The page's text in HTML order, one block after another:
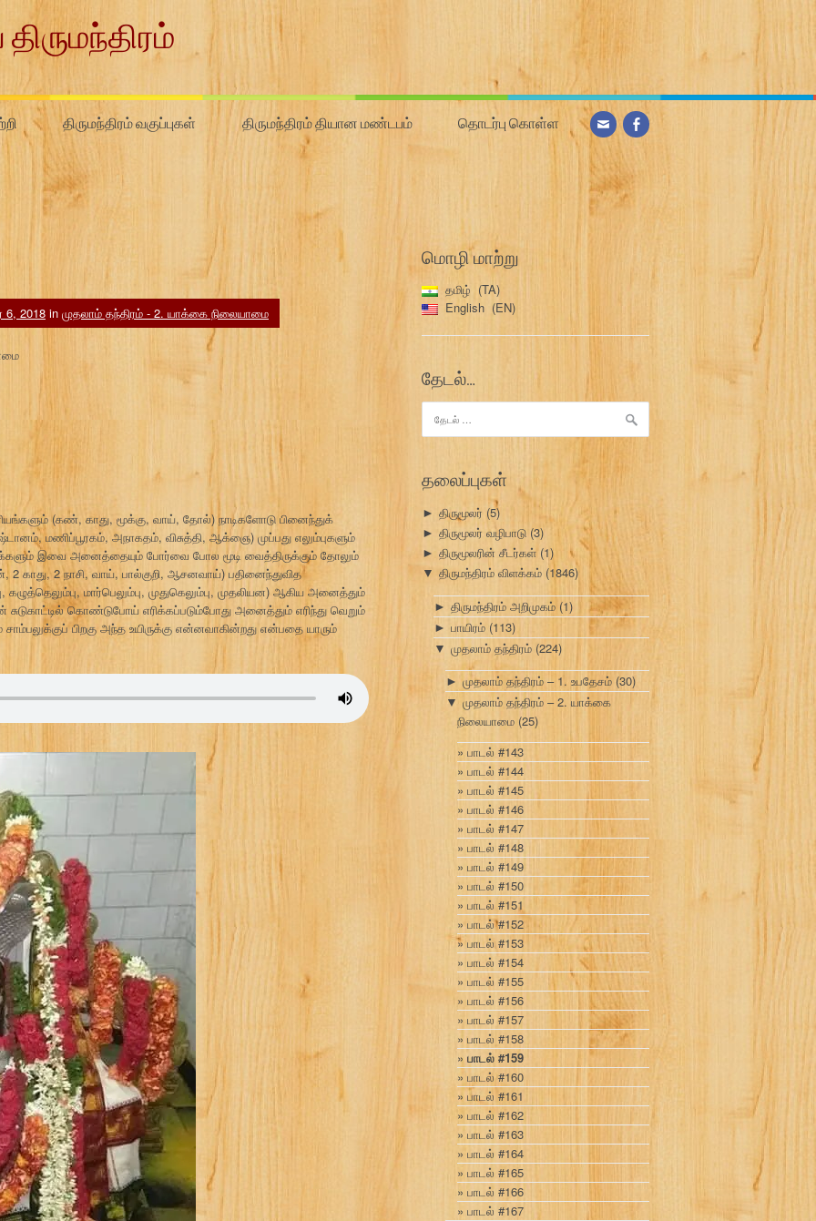
திருமந்திரம் வகுப்புகள் திருமந்திரம் தியான மண்டபம் தொடர்பு கொள்ள
6, 2018 in முதலாம் தந்திரம் - 2. யாக்கை நிலையாமை
(கண், காது, மூக்கு, வாய், தோல்) நாடிகளோடு பினைந்துக்
மணிப்பூரகம், அநாகதம், விசுத்தி, ஆக்ஞை) முப்பது எலும்புகளும்
இவை அனைத்தையும் போர்வை போல மூடி வைத்திருக்கும் தோலும்
காது, 2 நாசி, வாய், பால்குறி, ஆசனவாய்) பதினைந்துவித
மார்பெலும்பு, முதுகெலும்பு, முதலியன) ஆகிய அனைத்தும்
சுடுகாட்டில் கொண்டுபோய் எரிக்கப்படும்போது அனைத்தும் எரிந்து வெறும்
சாம்பலுக்குப் பிறகு அந்த உயிருக்கு என்னவாகின்றது என்பதை யாரும்
மொழி மாற்று
தமிழ்
TA
English
EN
தேடல்…
தேடு:
தலைப்புகள்
► திருமூலர் (5)
► திருமூலர் வழிபாடு (3)
► திருமூலரின் சீடர்கள் (1)
▼ திருமந்திரம் விளக்கம் (1846)
► திருமந்திரம் அறிமுகம் (1)
► பாயிரம் (113)
▼ முதலாம் தந்திரம் (224)
► முதலாம் தந்திரம் – 1. உபதேசம் (30)
▼ முதலாம் தந்திரம் – 2. யாக்கை
நிலையாமை (25)
பாடல் #143
பாடல் #144
பாடல் #145
பாடல் #146
பாடல் #147
பாடல் #148
பாடல் #149
பாடல் #150
பாடல் #151
பாடல் #152
பாடல் #153
பாடல் #154
பாடல் #155
பாடல் #156
பாடல் #157
பாடல் #158
பாடல் #159
பாடல் #160
பாடல் #161
பாடல் #162
பாடல் #163
பாடல் #164
பாடல் #165
பாடல் #166
பாடல் #167